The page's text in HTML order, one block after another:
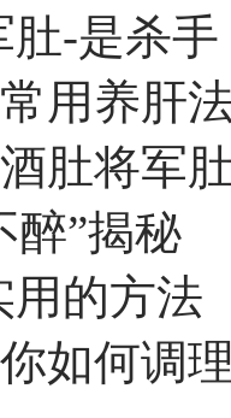
肚-是杀手
用养肝
肚将军
醉”揭秘
用的方法
如何调